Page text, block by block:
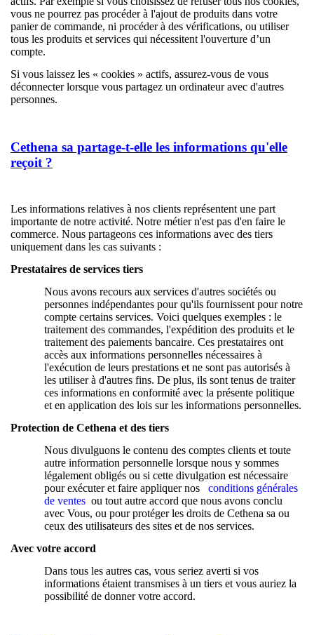
vous ne pourrez pas procéder à l'ajout de produits dans votre
panier de commande, ni procéder à des vérifications, ou utiliser
tous les produits et services qui nécessitent l'ouverture d’un
compte.
Si vous laissez les « cookies » actifs, assurez-vous de vous
déconnecter lorsque vous partagez un ordinateur avec d'autres
personnes.
Cethena sa partage-t-elle les informations qu'elle
reçoit ?
Les informations relatives à nos clients représentent une part
importante de notre activité. Notre métier n'est pas d'en faire le
commerce. Nous partageons ces informations avec des tiers
uniquement dans les cas suivants :
Prestataires de services tiers
Nous avons recours aux services d'autres sociétés ou
personnes indépendantes pour qu'ils fournissent pour notre
compte certains services. Voici quelques exemples : le
traitement des commandes, l'expédition des produits et le
traitement des paiements bancaire. Ces prestataires ont
accès aux informations personnelles nécessaires à
l'exécution de leurs prestations et ne sont pas autorisés à
les utiliser à d'autres fins. De plus, ils sont tenus de traiter
ces informations en conformité avec la présente politique
et en application des lois sur les informations personnelles.
Protection de Cethena et des tiers
Nous divulguons le contenu des comptes clients et toute
autre information personnelle lorsque nous y sommes
légalement obligés ou si cette divulgation est nécessaire
pour exécuter et faire appliquer nos
conditions générales
de ventes ou tout autre accord que nous avons conclu
avec Vous, ou pour protéger les droits de Cethena sa ou
ceux des utilisateurs des sites et de nos services.
Avec votre accord
Dans tous les autres cas, vous seriez averti si vos
informations étaient transmises à un tiers et vous auriez la
possibilité de donner votre accord.